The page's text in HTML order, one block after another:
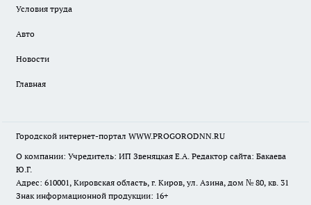
Условия труда
Авто
Новости
Главная
Городской интернет-портал WWW.PROGORODNN.RU
О компании: Учредитель: ИП Звеняцкая Е.А. Редактор сайта: Бакаева
Ю.Г.
Адрес: 610001, Кировская область, г. Киров, ул. Азина, дом № 80, кв. 31
Знак информационной продукции: 16+